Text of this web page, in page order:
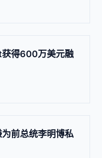
得600万美元融
前总统李明博私